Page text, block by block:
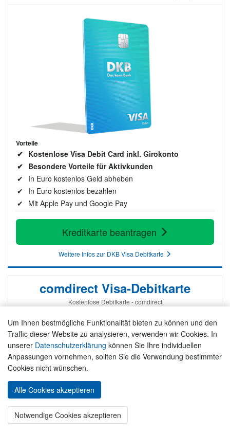
Um Ihnen bestmögliche Funktionalität bieten zu können und den
Traffic dieser Website zu analysieren, verwenden wir Cookies. In
unserer Datenschutzerklärung können Sie Ihre individuellen
Anpassungen vornehmen, sollten Sie die Verwendung bestimmter
Cookies nicht wünschen.
Alle Cookies akzeptieren
Notwendige Cookies akzeptieren
Vorteile
Kostenlose Visa Debit Card inkl. Girokonto
Besondere Vorteile für Aktivkunden
In Euro kostenlos Geld abheben
In Euro kostenlos bezahlen
Mit Apple Pay und Google Pay
Kreditkarte beantragen
Weitere Infos zur DKB Visa Debitkarte
comdirect Visa-Debitkarte
Kostenlose Debitkarte - comdirect